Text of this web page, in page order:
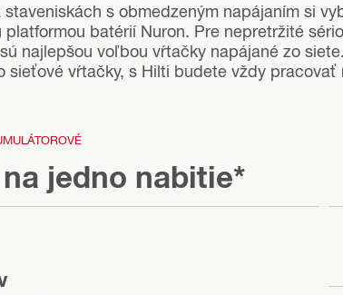
s obmedzeným napájaním si
batérií Nuron. Pre nepretržité
najlepšou voľbou vŕtačky napájané zo
sieťové vŕtačky, s Hilti budete vždy pracovať
jedno nabitie*